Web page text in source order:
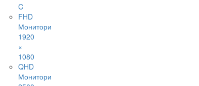
C
FHD
Монитори
1920
×
1080
QHD
Монитори